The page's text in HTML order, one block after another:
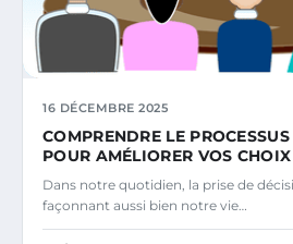
16 DÉCEMBRE 2025
COMPRENDRE LE
POUR AMÉLIORER VOS CHOIX
Dans notre quotidien, la prise de
façonnant aussi bien notre vie…